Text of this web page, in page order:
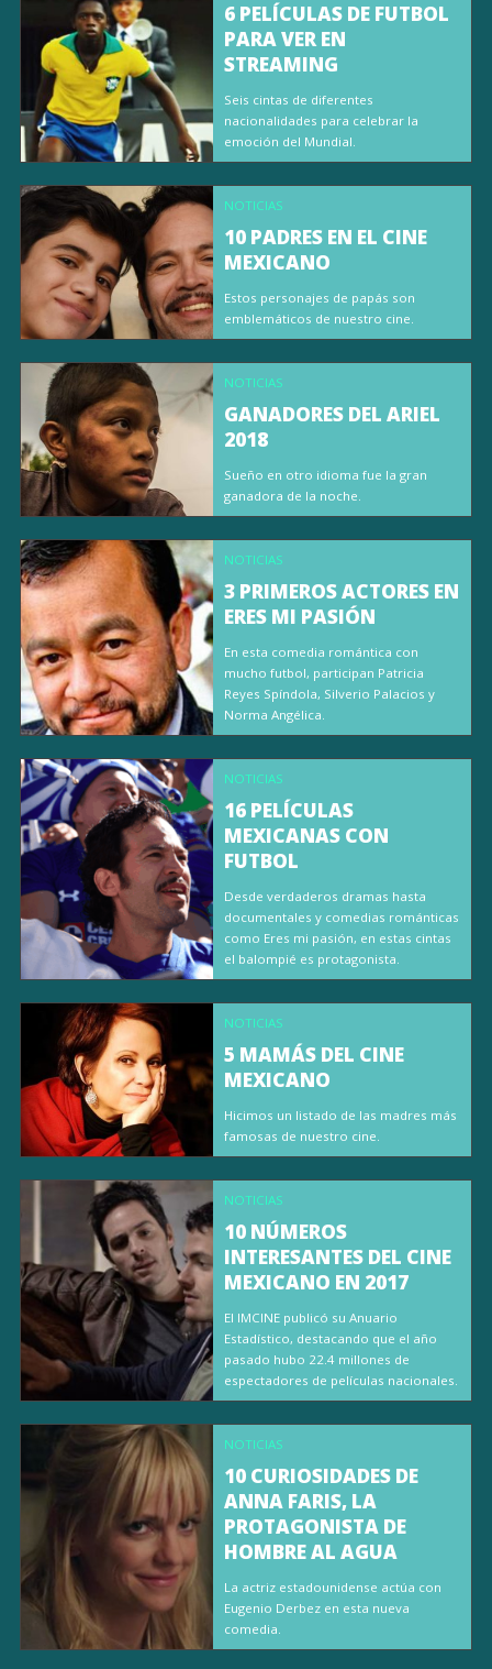
6 PELÍCULAS DE FUTBOL
PARA VER EN
STREAMING
Seis cintas de diferentes
nacionalidades para celebrar la
emoción del Mundial.
NOTICIAS
10 PADRES EN EL CINE
MEXICANO
Estos personajes de papás son
emblemáticos de nuestro cine.
NOTICIAS
GANADORES DEL ARIEL
2018
Sueño en otro idioma fue la gran
ganadora de la noche.
NOTICIAS
3 PRIMEROS ACTORES EN
ERES MI PASIÓN
En esta comedia romántica con
mucho futbol, participan Patricia
Reyes Spíndola, Silverio Palacios y
Norma Angélica.
NOTICIAS
16 PELÍCULAS
MEXICANAS CON
FUTBOL
Desde verdaderos dramas hasta
documentales y comedias románticas
como Eres mi pasión, en estas cintas
el balompié es protagonista.
NOTICIAS
5 MAMÁS DEL CINE
MEXICANO
Hicimos un listado de las madres más
famosas de nuestro cine.
NOTICIAS
10 NÚMEROS
INTERESANTES DEL CINE
MEXICANO EN 2017
El IMCINE publicó su Anuario
Estadístico, destacando que el año
pasado hubo 22.4 millones de
espectadores de películas nacionales.
NOTICIAS
10 CURIOSIDADES DE
ANNA FARIS, LA
PROTAGONISTA DE
HOMBRE AL AGUA
La actriz estadounidense actúa con
Eugenio Derbez en esta nueva
comedia.